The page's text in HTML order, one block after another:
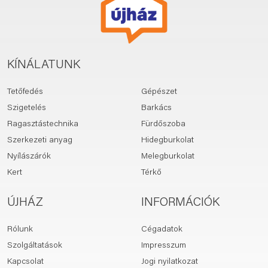
KÍNÁLATUNK
Tetőfedés
Szigetelés
Ragasztástechnika
Szerkezeti anyag
Nyílászárók
Kert
Gépészet
Barkács
Fürdőszoba
Hidegburkolat
Melegburkolat
Térkő
ÚJHÁZ
Rólunk
Szolgáltatások
Kapcsolat
INFORMÁCIÓK
Cégadatok
Impresszum
Jogi nyilatkozat